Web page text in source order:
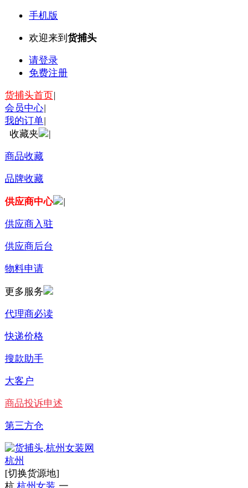
手机版
欢迎来到 货捕头
请登录
免费注册
货捕头首页|
会员中心|
我的订单|
收藏夹
|
商品收藏
品牌收藏
供应商中心 |
供应商入驻
供应商后台
物料申请
更多服务
代理商必读
快递价格
搜款助手
大客户
商品投诉申述
第三方仓
杭州
[切换货源地]
杭 杭州女装 一